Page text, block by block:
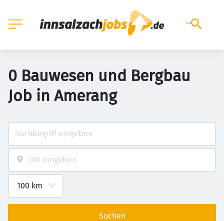
0 Bauwesen und Bergbau
Job in Amerang
Suchen